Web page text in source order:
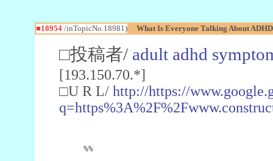
■18954/inTopicNo.18981) What Is Everyone Talking About
□投稿者/ adult adhd
[193.150.70.*]
□U R L/ http://https://
%%